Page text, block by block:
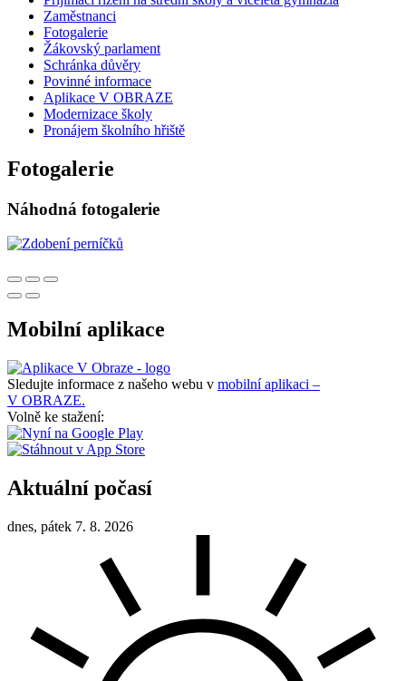
Zaměstnanci
Fotogalerie
Žákovský parlament
Schránka důvěry
Povinné informace
Aplikace V OBRAZE
Modernizace školy
Pronájem školního hřiště
Fotogalerie
Náhodná fotogalerie
Mobilní aplikace
Sledujte informace z našeho webu v mobilní aplikaci –
V OBRAZE.
Volně ke stažení:
Aktuální počasí
dnes, pátek 7. 8. 2026